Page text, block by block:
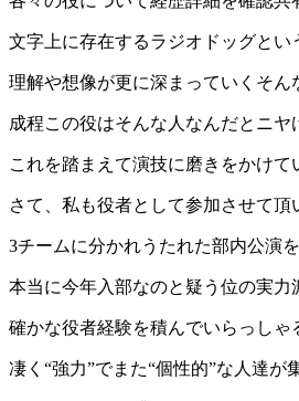
文字上に存在するラジオドッグとい
理解や想像が更に深まっていくそん
成程この役はそんな人なんだとニヤ
これを踏まえて演技に磨きをかけて
さて、私も役者として参加させて頂
3チームに分かれうたれた部内公演
本当に今年入部なのと疑う位の実力
確かな役者経験を積んでいらっしゃ
凄く“強力”でまた“個性的”な人達が